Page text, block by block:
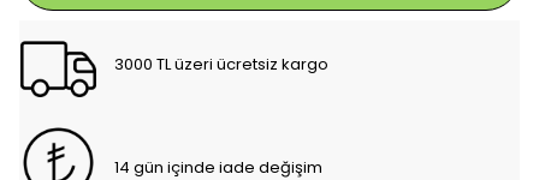
3000 TL üzeri ücretsiz kargo
14 gün içinde iade değişim